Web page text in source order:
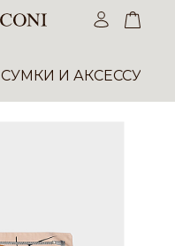
СУМКИ И